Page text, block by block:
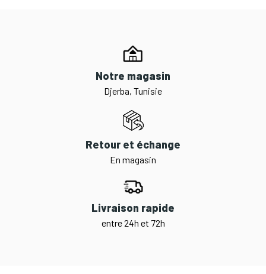
Notre magasin
Djerba, Tunisie
Retour et échange
En magasin
Livraison rapide
entre 24h et 72h